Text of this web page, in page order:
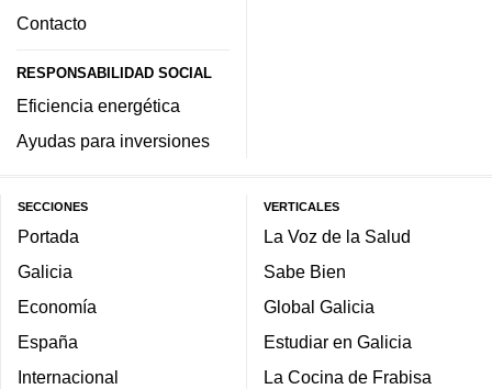
Contacto
RESPONSABILIDAD SOCIAL
Eficiencia energética
Ayudas para inversiones
SECCIONES
Portada
Galicia
Economía
España
Internacional
VERTICALES
La Voz de la Salud
Sabe Bien
Global Galicia
Estudiar en Galicia
La Cocina de Frabisa